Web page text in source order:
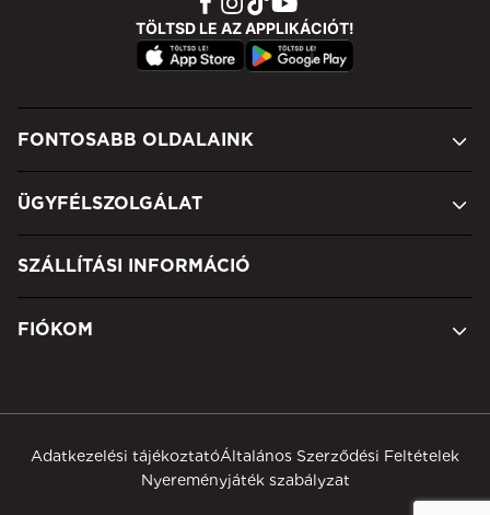
TÖLTSD LE AZ APPLIKÁCIÓT!
FONTOSABB OLDALAINK
ÜGYFÉLSZOLGÁLAT
SZÁLLÍTÁSI INFORMÁCIÓ
FIÓKOM
Adatkezelési tájékoztatóÁltalános Szerződési Feltételek
Nyereményjáték szabályzat